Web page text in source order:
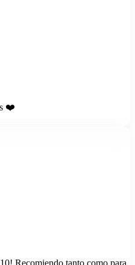
❤️
Recomiendo tanto como para